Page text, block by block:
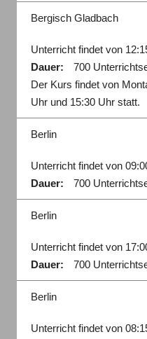
Bergisch Gladbach
Unterricht findet von
Dauer:
700
Der Kurs findet von
Uhr und 15:30 Uhr statt.
Berlin
Unterricht findet von
Dauer:
700
Berlin
Unterricht findet von
Dauer:
700
Berlin
Unterricht findet von